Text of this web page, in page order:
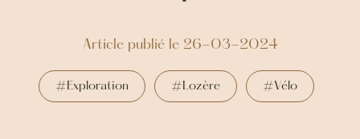
Article publié le 26-03-2024
#Exploration #Lozère #Vélo